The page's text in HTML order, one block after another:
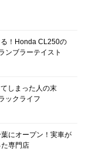
！Honda CL250の
ンブラーテイスト
しまった人の末
ックライフ
にオープン！実車が
専門店